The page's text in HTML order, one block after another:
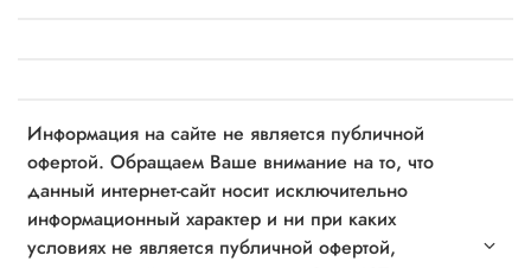
Информация на сайте не является публичной
офертой. Обращаем Ваше внимание на то, что
данный интернет-сайт носит исключительно
информационный характер и ни при каких
условиях не является публичной офертой,